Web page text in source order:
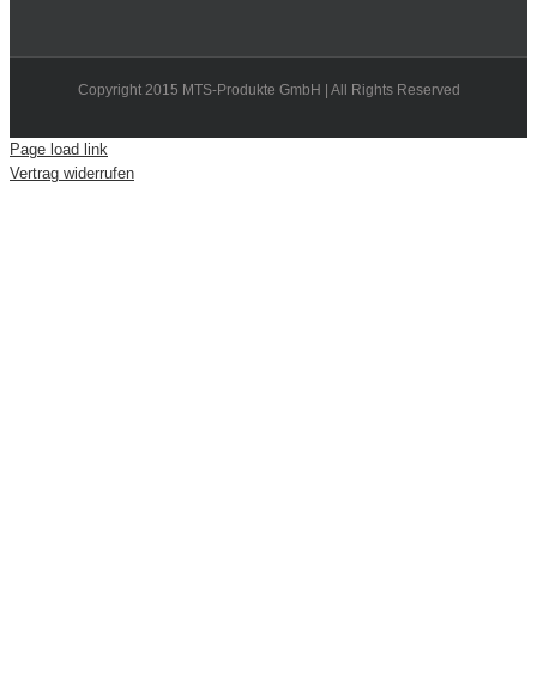
Copyright 2015 MTS-Produkte GmbH | All Rights Reserved
Page load link
Vertrag widerrufen